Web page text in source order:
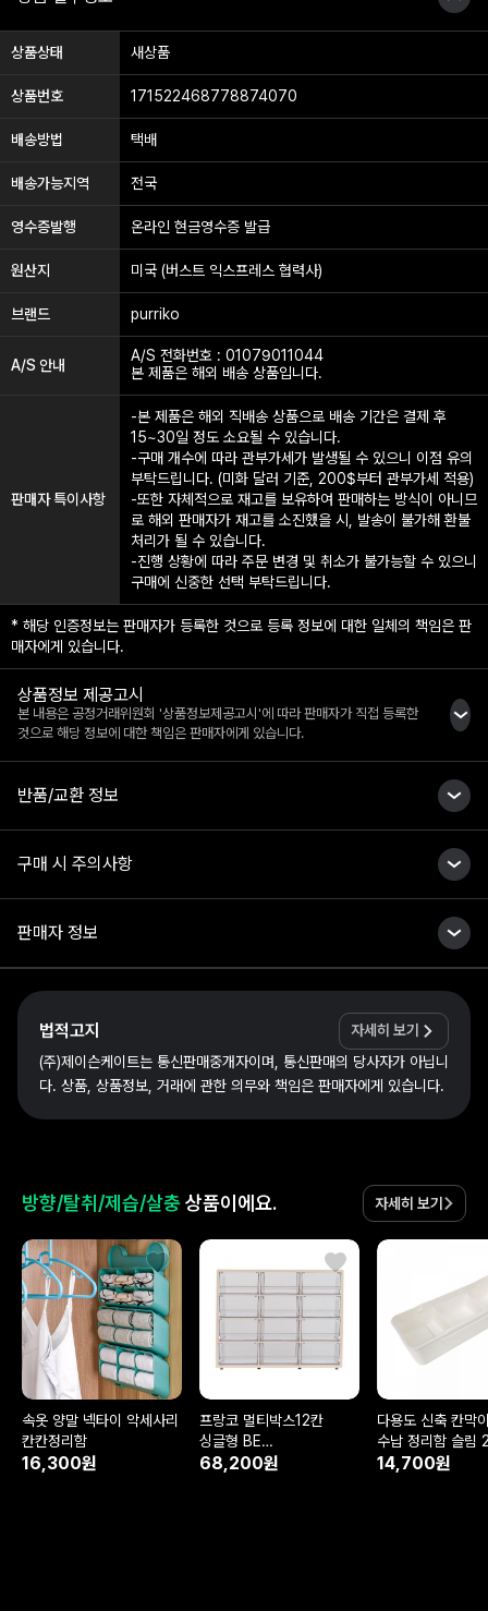
상품상태 새상품
상품번호 171522468778874070
배송방법 택배
배송가능지역 전국
영수증발행 온라인 현금영수증 발급
원산지 미국 (버스트 익스프레스 협력사)
브랜드 purriko
A/S 안내
A/S 전화번호 : 01079011044
본 제품은 해외 배송 상품입니다.
판매자 특이사항
-본 제품은 해외 직배송 상품으로 배송 기간은 결제 후
15~30일 정도 소요될 수 있습니다.
-구매 개수에 따라 관부가세가 발생될 수 있으니 이점 유의
부탁드립니다. (미화 달러 기준, 200$부터 관부가세 적용)
-또한 자체적으로 재고를 보유하여 판매하는 방식이 아니므
로 해외 판매자가 재고를 소진했을 시, 발송이 불가해 환불
처리가 될 수 있습니다.
-진행 상황에 따라 주문 변경 및 취소가 불가능할 수 있으니
구매에 신중한 선택 부탁드립니다.
* 해당 인증정보는 판매자가 등록한 것으로 등록 정보에 대한 일체의 책임은 판
매자에게 있습니다.
상품정보 제공고시
본 내용은 공정거래위원회 '상품정보제공고시'에 따라 판매자가 직접 등록한
것으로 해당 정보에 대한 책임은 판매자에게 있습니다.
반품/교환 정보
구매 시 주의사항
판매자 정보
법적고지
자세히 보기
(주)제이슨케이트는 통신판매중개자이며, 통신판매의 당사자가 아닙니
다. 상품, 상품정보, 거래에 관한 의무와 책임은 판매자에게 있습니다.
방향/탈취/제습/살충상품이에요. 자세히 보기
속옷 양말 넥타이 악세사리
칸칸정리함
16,300원
프랑코 멀티박스12칸
싱글형 BE
403x225x320
68,200원
다용도 신축 칸막
수납 정리함 슬림
14,700원